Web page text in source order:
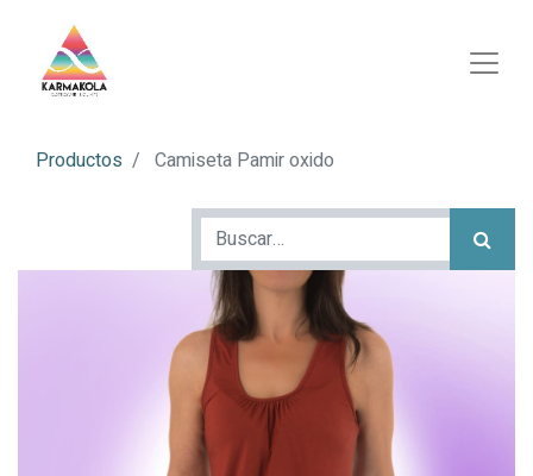
Productos Camiseta Pamir oxido